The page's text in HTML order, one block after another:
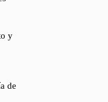
y
de